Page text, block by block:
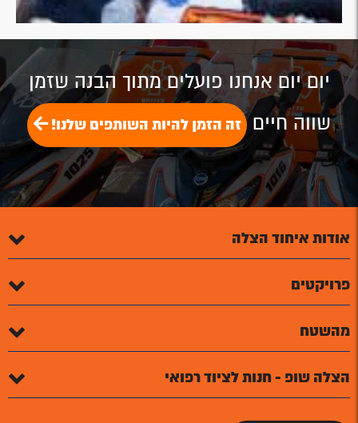
יום יום אנחנו פועלים מתוך הבנה שזמן
שווה חיים זה הזמן להיות השותפים שלנו!
אודות איחוד הצלה
פרויקטים
מהשטח
הצלה שופ - חנות לציוד רפואי